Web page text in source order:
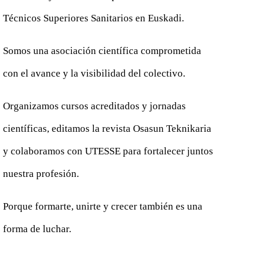
Técnicos Superiores Sanitarios en Euskadi.
Somos una asociación científica comprometida
con el avance y la visibilidad del colectivo.
Organizamos cursos acreditados y jornadas
científicas, editamos la revista Osasun Teknikaria
y colaboramos con UTESSE para fortalecer juntos
nuestra profesión.
Porque formarte, unirte y crecer también es una
forma de luchar.